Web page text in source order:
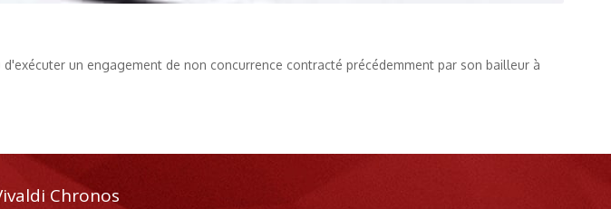
un engagement de non concurrence contracté précédemment par son bailleur à
Chronos